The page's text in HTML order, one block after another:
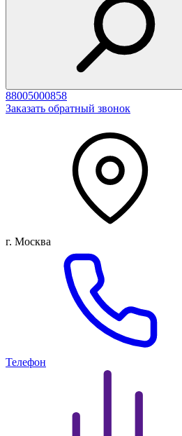
88005000858
Заказать обратный звонок
г. Москва
Телефон